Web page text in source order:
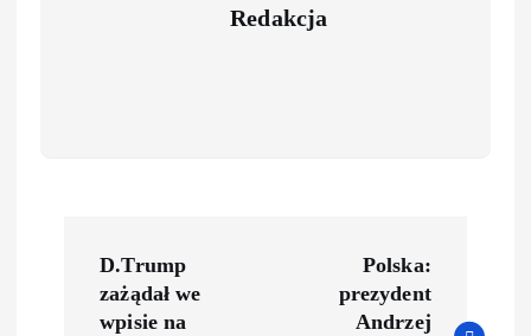
Redakcja
D.Trump
zażądał we
wpisie na
Polska:
prezydent
Andrzej